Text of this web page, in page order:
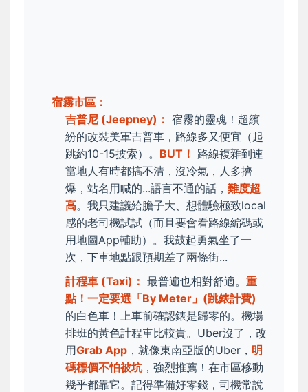
宿霧市區：
吉普尼 (Jeepney)： 宿霧的靈魂！超繽
紛的改裝美軍吉普車，路線多又便宜（起
跳約10-15披索）。 BUT！ 路線複雜到連
當地人有時都搞不清，沒冷氣，人多擠
爆，站名用喊的...語言不通的話， 難度超
高。我只建議給膽子大、想體驗極致local
感的老司機試試（而且要會看路線編碼或
用地圖App輔助）。我鼓起勇氣坐了一
次，下車地點跟預期差了兩條街...
計程車 (Taxi)： 最普遍也相對舒適。 重
點！一定要選「By Meter」(跳錶計費)
的白色車！上車前確認錶是歸零的。機場
排班的黃色計程車比較貴。Uber沒了，改
用Grab App ，就像東南亞版的Uber， 明
碼標價不怕被坑，強烈推薦！在市區移動
幾乎都靠它。記得準備好零錢，司機常說